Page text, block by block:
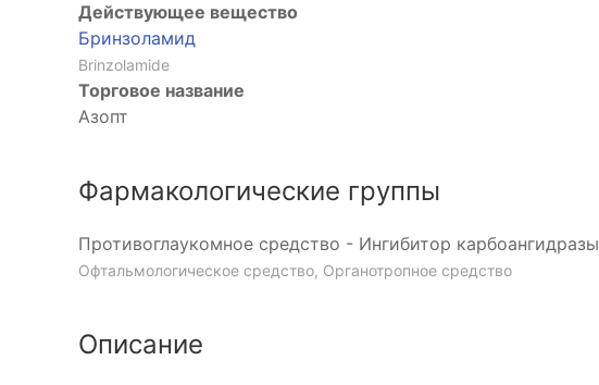
Действующее вещество
Бринзоламид
Brinzolamide
Торговое название
Азопт
Фармакологические группы
Противоглаукомное средство - Ингибитор карбоангидразы
Офтальмологическое средство, Органотропное средство
Описание